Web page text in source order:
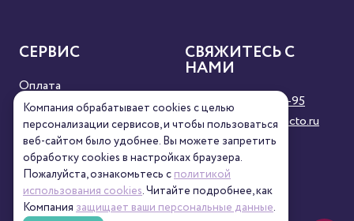
СЕРВИС
Оплата
Доставка
Условия продажи
Карта сайта
СВЯЖИТЕСЬ С
НАМИ
8 (800) 333-63-95
orders@torrefacto.ru
Компания обрабатывает cookies с целью
персонализации сервисов, и чтобы пользоваться
веб-сайтом было удобнее. Вы можете запретить
обработку сookies в настройках браузера.
Пожалуйста, ознакомьтесь сполитикой
использования cookies. Читайте подробнее, как
Компания защищает ваши персональные данные.